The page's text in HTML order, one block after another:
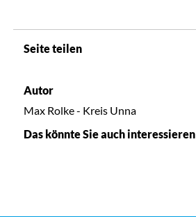
Seite teilen
Autor
Max Rolke - Kreis Unna
Das könnte Sie auch interessieren